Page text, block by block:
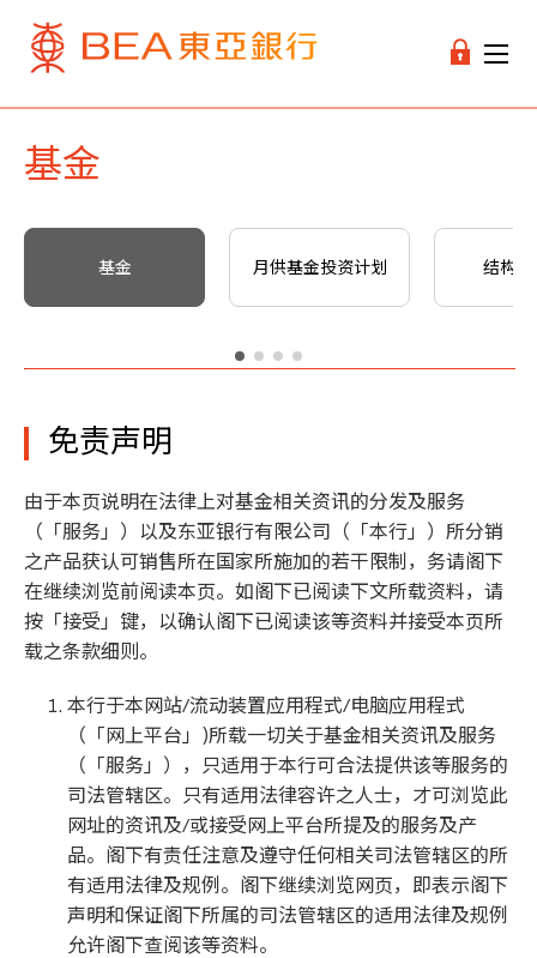
基金
基金 月供基金投资计划 结构性
免责声明
由于本页说明在法律上对基金相关资讯的分发及服务
（「服务」）以及东亚银行有限公司（「本行」）所分销
之产品获认可销售所在国家所施加的若干限制，务请阁下
在继续浏览前阅读本页。如阁下已阅读下文所载资料，请
按「接受」键，以确认阁下已阅读该等资料并接受本页所
载之条款细则。
本行于本网站/流动装置应用程式/电脑应用程式
（「网上平台」)所载一切关于基金相关资讯及服务
（「服务」），只适用于本行可合法提供该等服务的
司法管辖区。只有适用法律容许之人士，才可浏览此
网址的资讯及/或接受网上平台所提及的服务及产
品。阁下有责任注意及遵守任何相关司法管辖区的所
有适用法律及规例。阁下继续浏览网页，即表示阁下
声明和保证阁下所属的司法管辖区的适用法律及规例
允许阁下查阅该等资料。